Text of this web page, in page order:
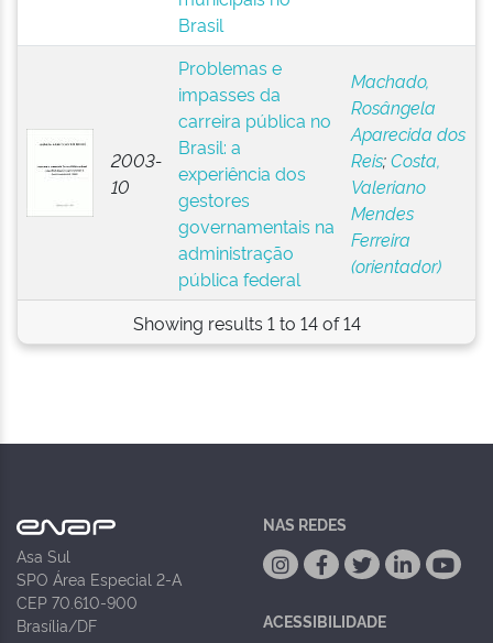
Brasil
2003-
10
Problemas e
impasses da
carreira pública no
Brasil: a
experiência dos
gestores
governamentais na
administração
pública federal
Machado,
Rosângela
Aparecida dos
Reis;Costa,
Valeriano
Mendes
Ferreira
(orientador)
Showing results 1 to 14 of 14
Asa Sul
SPO Área Especial 2-A
CEP 70.610-900
Brasília/DF
NAS REDES
ACESSIBILIDADE